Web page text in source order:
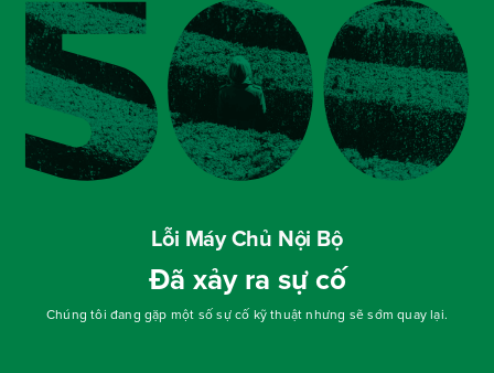
Lỗi Máy Chủ Nội Bộ
Đã xảy ra sự cố
Chúng tôi đang gặp một số sự cố kỹ thuật nhưng sẽ sớm quay lại.